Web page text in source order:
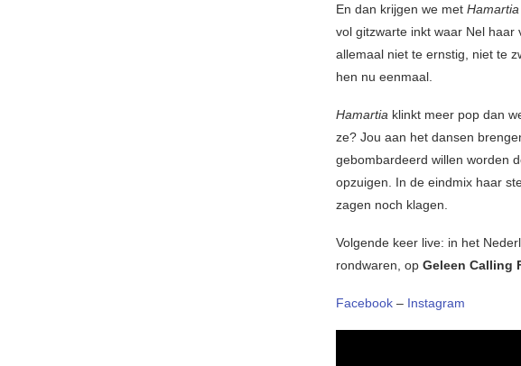
En dan krijgen we met Hamartia
vol gitzwarte inkt waar Nel
allemaal niet te ernstig, niet te
hen nu eenmaal.
Hamartia klinkt meer pop dan
ze? Jou aan het dansen
gebombardeerd willen worden
opzuigen. In de eindmix haar
zagen noch klagen.
Volgende keer live: in het
rondwaren, op Geleen Calling
Facebook – Instagram